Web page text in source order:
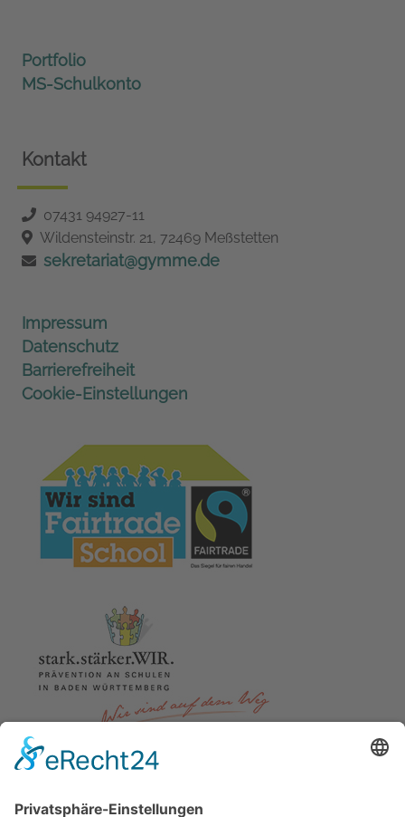
Portfolio
MS-Schulkonto
Kontakt
07431 94927-11
Wildensteinstr. 21, 72469 Meßstetten
sekretariat@gymme.de
Impressum
Datenschutz
Barrierefreiheit
Cookie-Einstellungen